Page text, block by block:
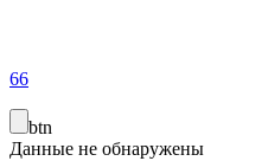
66
btn
Данные не обнаружены